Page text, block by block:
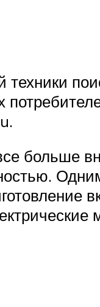
больше